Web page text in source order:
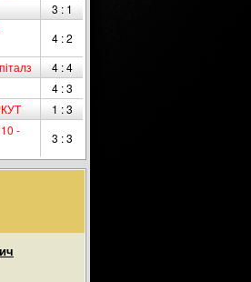
3 : 1
4 : 2
4 : 4
4 : 3
1 : 3
-
3 : 3